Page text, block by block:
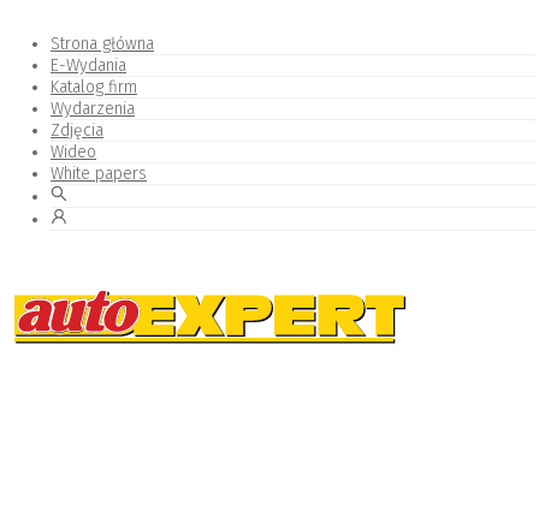
Strona główna
E-Wydania
Katalog firm
Wydarzenia
Zdjęcia
Wideo
White papers